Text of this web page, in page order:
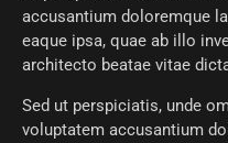
accusantium doloremque
eaque ipsa, quae ab illo
architecto beatae vitae
Sed ut perspiciatis, unde
voluptatem accusantium